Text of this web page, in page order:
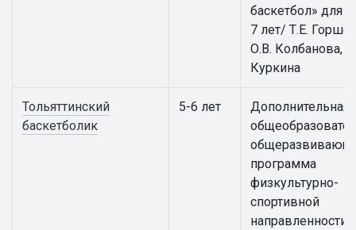
баскетбол» для
7 лет/ Т.Е.
О.В. Колбанова,
Куркина
Тольяттинский
баскетболик
5-6 лет
Дополнительная
программа
физкультурно-
спортивной
направленности